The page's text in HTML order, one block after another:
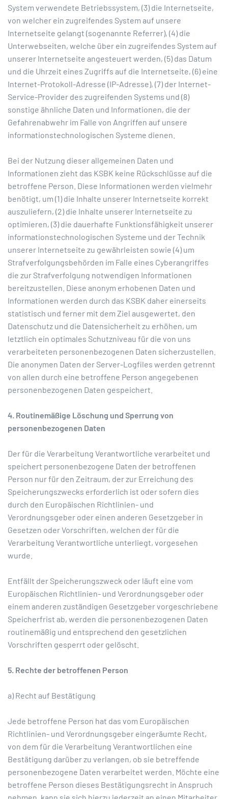
System verwendete Betriebssystem, (3) die Internetseite,
von welcher ein zugreifendes System auf unsere
Internetseite gelangt (sogenannte Referrer), (4) die
Unterwebseiten, welche über ein zugreifendes System auf
unserer Internetseite angesteuert werden, (5) das Datum
und die Uhrzeit eines Zugriffs auf die Internetseite, (6) eine
Internet-Protokoll-Adresse (IP-Adresse), (7) der Internet-
Service-Provider des zugreifenden Systems und (8)
sonstige ähnliche Daten und Informationen, die der
Gefahrenabwehr im Falle von Angriffen auf unsere
informationstechnologischen Systeme dienen.
Bei der Nutzung dieser allgemeinen Daten und
Informationen zieht das KSBK keine Rückschlüsse auf die
betroffene Person. Diese Informationen werden vielmehr
benötigt, um (1) die Inhalte unserer Internetseite korrekt
auszuliefern, (2) die Inhalte unserer Internetseite zu
optimieren, (3) die dauerhafte Funktionsfähigkeit unserer
informationstechnologischen Systeme und der Technik
unserer Internetseite zu gewährleisten sowie (4) um
Strafverfolgungsbehörden im Falle eines Cyberangriffes
die zur Strafverfolgung notwendigen Informationen
bereitzustellen. Diese anonym erhobenen Daten und
Informationen werden durch das KSBK daher einerseits
statistisch und ferner mit dem Ziel ausgewertet, den
Datenschutz und die Datensicherheit zu erhöhen, um
letztlich ein optimales Schutzniveau für die von uns
verarbeiteten personenbezogenen Daten sicherzustellen.
Die anonymen Daten der Server-Logfiles werden getrennt
von allen durch eine betroffene Person angegebenen
personenbezogenen Daten gespeichert.
4. Routinemäßige Löschung und Sperrung von
personenbezogenen Daten
Der für die Verarbeitung Verantwortliche verarbeitet und
speichert personenbezogene Daten der betroffenen
Person nur für den Zeitraum, der zur Erreichung des
Speicherungszwecks erforderlich ist oder sofern dies
durch den Europäischen Richtlinien- und
Verordnungsgeber oder einen anderen Gesetzgeber in
Gesetzen oder Vorschriften, welchen der für die
Verarbeitung Verantwortliche unterliegt, vorgesehen
wurde.
Entfällt der Speicherungszweck oder läuft eine vom
Europäischen Richtlinien- und Verordnungsgeber oder
einem anderen zuständigen Gesetzgeber vorgeschriebene
Speicherfrist ab, werden die personenbezogenen Daten
routinemäßig und entsprechend den gesetzlichen
Vorschriften gesperrt oder gelöscht.
5. Rechte der betroffenen Person
a) Recht auf Bestätigung
Jede betroffene Person hat das vom Europäischen
Richtlinien- und Verordnungsgeber eingeräumte Recht,
von dem für die Verarbeitung Verantwortlichen eine
Bestätigung darüber zu verlangen, ob sie betreffende
personenbezogene Daten verarbeitet werden. Möchte eine
betroffene Person dieses Bestätigungsrecht in Anspruch